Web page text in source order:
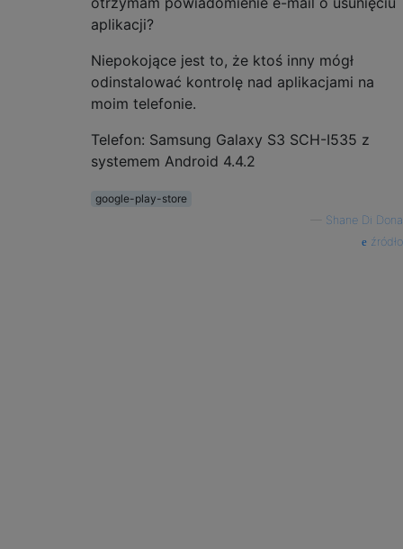
aplikacji?
Niepokojące jest to, że ktoś inny mógł
odinstalować kontrolę nad aplikacjami na
moim telefonie.
Telefon: Samsung Galaxy S3 SCH-I535 z
systemem Android 4.4.2
google-play-store
Shane Di Dona
źródło